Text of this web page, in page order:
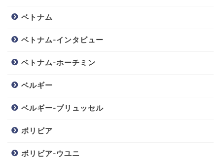
ベトナム
ベトナム-インタビュー
ベトナム-ホーチミン
ベルギー
ベルギー-ブリュッセル
ボリビア
ボリビア-ウユニ